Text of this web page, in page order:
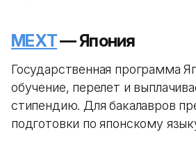
MEXT— Япония
Государственная программа
обучение, перелет и
стипендию. Для бакалавров
подготовки по японскому